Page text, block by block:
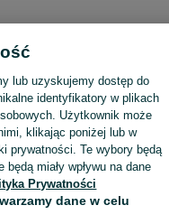
lub uzyskujemy dostęp do
identyfikatory w plikach
Użytkownik może
klikając poniżej lub w
prywatności. Te wybory będą
miały wpływu na dane
Prywatności
dane w celu